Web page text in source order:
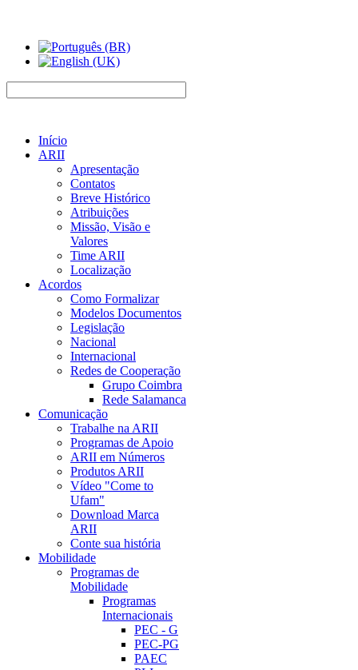
Início
ARII
Apresentação
Contatos
Breve Histórico
Atribuições
Missão, Visão e
Valores
Time ARII
Localização
Acordos
Como Formalizar
Modelos Documentos
Legislação
Nacional
Internacional
Redes de Cooperação
Grupo Coimbra
Rede Salamanca
Comunicação
Trabalhe na ARII
Programas de Apoio
ARII em Números
Produtos ARII
Vídeo "Come to
Ufam"
Download Marca
ARII
Conte sua história
Mobilidade
Programas de
Mobilidade
Programas
Internacionais
PEC - G
PEC-PG
PAEC